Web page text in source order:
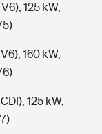
125 kW,
160 kW,
125 kW,